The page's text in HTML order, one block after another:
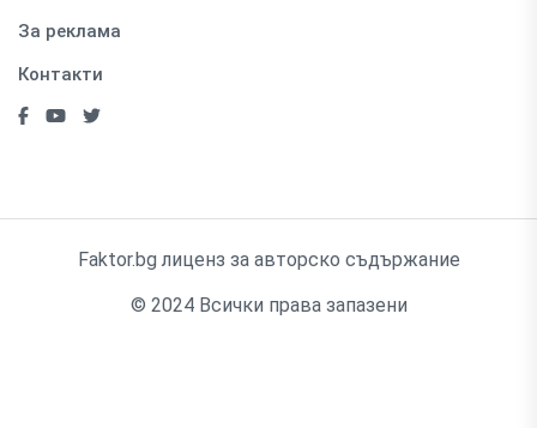
За реклама
Контакти
Faktor.bg лиценз за авторско съдържание
© 2024 Всички права запазени